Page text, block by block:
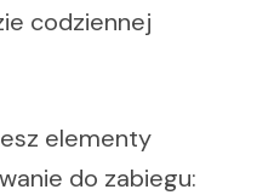
codziennej
elementy
do zabiegu: